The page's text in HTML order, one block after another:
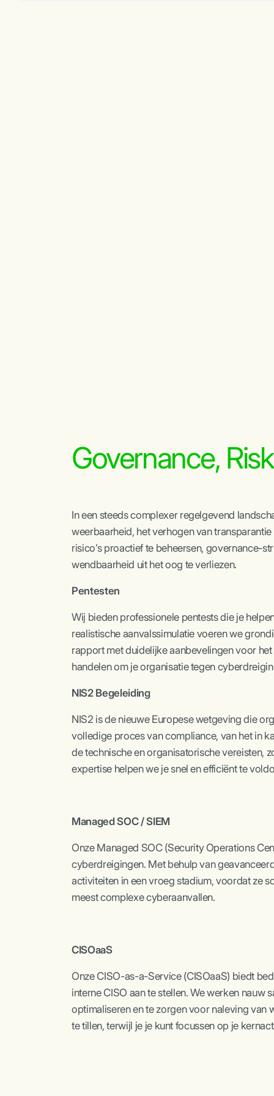
Governance,
In een steeds complexer regelgevend
weerbaarheid, het verhogen van
risico’s proactief te beheersen, governance-
wendbaarheid uit het oog te verliezen.
Pentesten
Wij bieden professionele pentests die je
realistische aanvalssimulatie voeren we
rapport met duidelijke aanbevelingen voor
handelen om je organisatie tegen
NIS2 Begeleiding
NIS2 is de nieuwe Europese wetgeving die
volledige proces van compliance, van het in
de technische en organisatorische vereisten,
expertise helpen we je snel en efficiënt te
Managed SOC / SIEM
Onze Managed SOC (Security Operations
cyberdreigingen. Met behulp van
activiteiten in een vroeg stadium, voordat ze
meest complexe cyberaanvallen.
CISOaaS
Onze CISO-as-a-Service (CISOaaS) biedt
interne CISO aan te stellen. We werken
optimaliseren en te zorgen voor naleving van
te tillen, terwijl je je kunt focussen op je